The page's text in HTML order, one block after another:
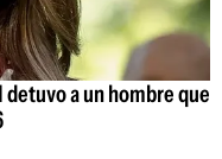
detuvo a un hombre que